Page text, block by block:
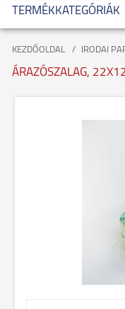
TERMÉKKATEGÓRIÁK
KEZDŐOLDAL IRODAI
ÁRAZÓSZALAG,